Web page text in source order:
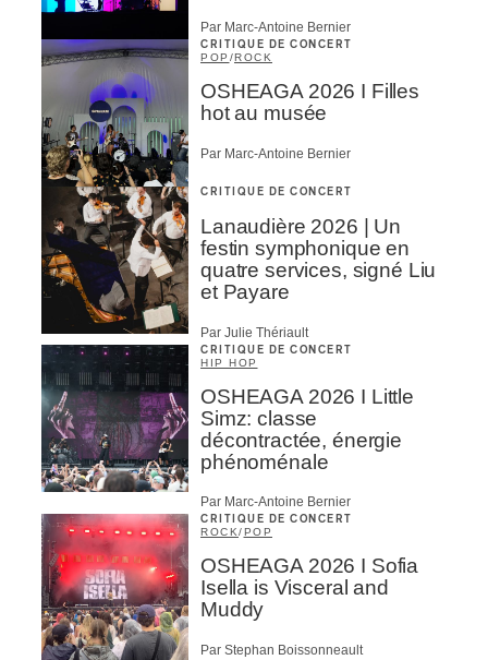
Par Marc-Antoine Bernier
CRITIQUE DE CONCERT
POP /ROCK
OSHEAGA 2026 I Filles
hot au musée
Par Marc-Antoine Bernier
CRITIQUE DE CONCERT
Lanaudière 2026 | Un
festin symphonique en
quatre services, signé Liu
et Payare
Par Julie Thériault
CRITIQUE DE CONCERT
HIP HOP
OSHEAGA 2026 I Little
Simz: classe
décontractée, énergie
phénoménale
Par Marc-Antoine Bernier
CRITIQUE DE CONCERT
ROCK/POP
OSHEAGA 2026 I Sofia
Isella is Visceral and
Muddy
Par Stephan Boissonneault